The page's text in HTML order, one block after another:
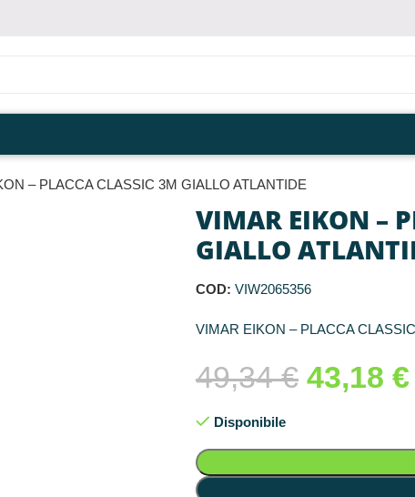
– PLACCA CLASSIC 3M GIALLO ATLANTIDE
VIMAR EIKON –
GIALLO
COD: VIW2065356
VIMAR EIKON – PLACCA
49,34€ 43,18 €
Disponibile